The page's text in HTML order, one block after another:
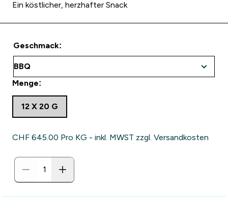
Ein köstlicher, herzhafter Snack
Geschmack:
Menge:
12 X 20 G
CHF 645.00‎ Pro KG - inkl. MWST zzgl. Versandkosten